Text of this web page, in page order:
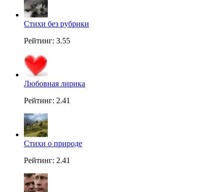
Стихи без рубрики
Рейтинг: 3.55
Любовная лирика
Рейтинг: 2.41
Стихи о природе
Рейтинг: 2.41